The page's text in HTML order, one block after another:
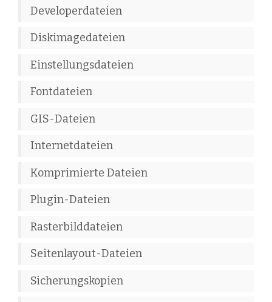
Developerdateien
Diskimagedateien
Einstellungsdateien
Fontdateien
GIS-Dateien
Internetdateien
Komprimierte Dateien
Plugin-Dateien
Rasterbilddateien
Seitenlayout-Dateien
Sicherungskopien